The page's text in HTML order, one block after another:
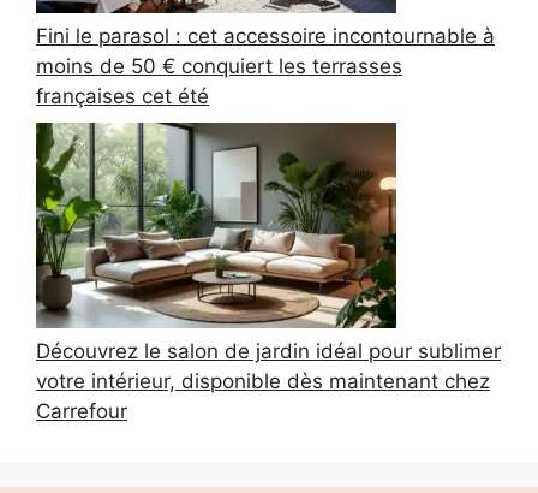
Fini le parasol : cet accessoire incontournable à
moins de 50 € conquiert les terrasses
françaises cet été
Découvrez le salon de jardin idéal pour sublimer
votre intérieur, disponible dès maintenant chez
Carrefour